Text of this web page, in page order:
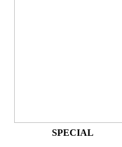
SPECIAL